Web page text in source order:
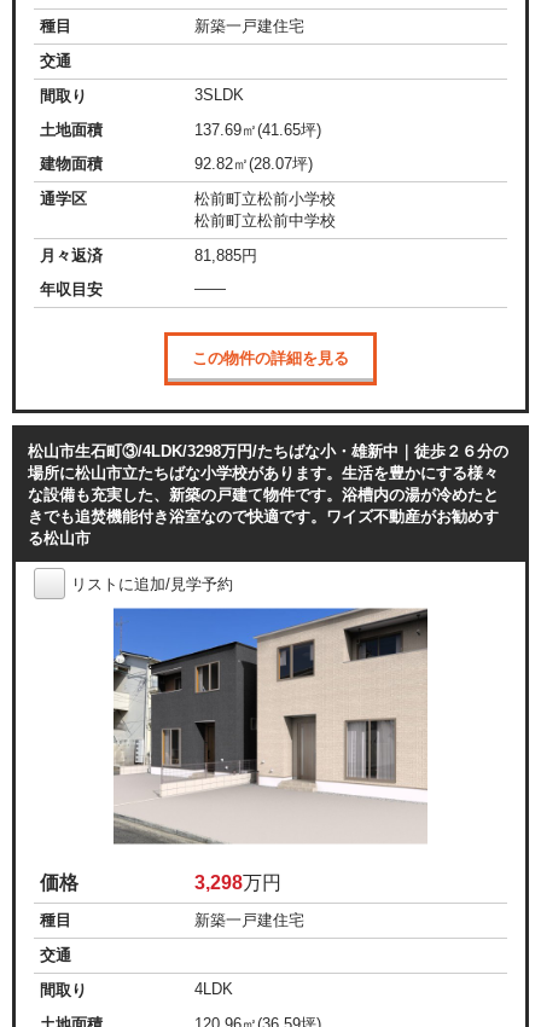
種目
新築一戸建住宅
交通
間取り
3SLDK
土地面積
137.69㎡(41.65坪)
建物面積
92.82㎡(28.07坪)
通学区
松前町立松前小学校
松前町立松前中学校
月々返済
81,885円
年収目安
——
この物件の詳細を見る
松山市生石町③/4LDK/3298万円/たちばな小・雄新中｜徒歩２６分の
場所に松山市立たちばな小学校があります。生活を豊かにする様々
な設備も充実した、新築の戸建て物件です。浴槽内の湯が冷めたと
きでも追焚機能付き浴室なので快適です。ワイズ不動産がお勧めす
る松山市
リストに追加/見学予約
価格 3,298万円
種目
新築一戸建住宅
交通
間取り
4LDK